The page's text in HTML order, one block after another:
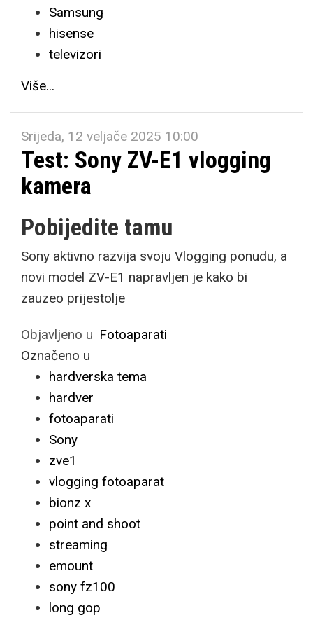
Samsung
hisense
televizori
Više...
Srijeda, 12 veljače 2025 10:00
Test: Sony ZV-E1 vlogging
kamera
Pobijedite tamu
Sony aktivno razvija svoju Vlogging ponudu, a
novi model ZV-E1 napravljen je kako bi
zauzeo prijestolje
Objavljeno u Fotoaparati
Označeno u
hardverska tema
hardver
fotoaparati
Sony
zve1
vlogging fotoaparat
bionz x
point and shoot
streaming
emount
sony fz100
long gop